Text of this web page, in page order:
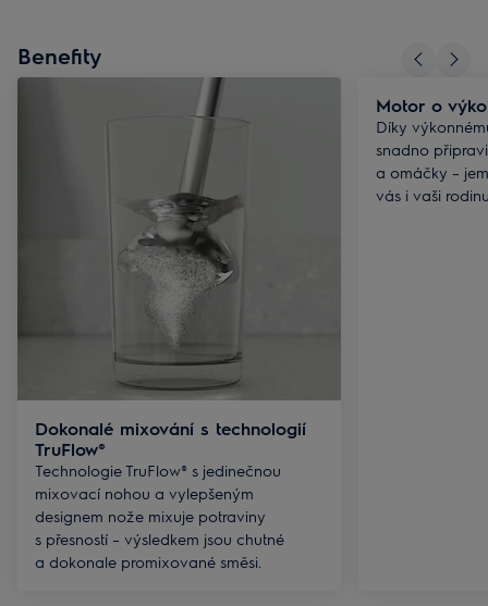
Benefity
Dokonalé mixování s technologií
TruFlow®
Technologie TruFlow® s jedinečnou
mixovací nohou a vylepšeným
designem nože mixuje potraviny
s přesností – výsledkem jsou chutné
a dokonale promixované směsi.
Motor o
Díky
snadno
a omáčky –
vás i vaši